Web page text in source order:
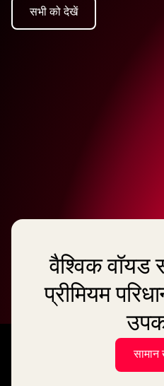
सभी को देखें
वैश्विक वॉयड
प्रीमियम
सामान